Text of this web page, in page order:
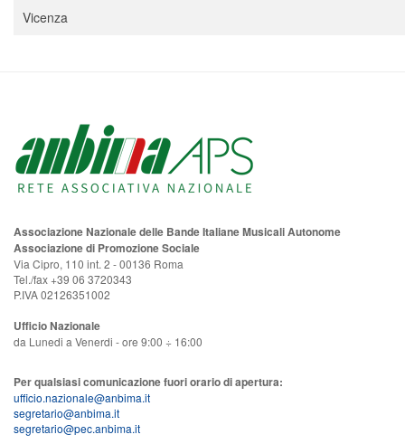
Vicenza
Associazione Nazionale delle Bande Italiane Musicali Autonome
Associazione di Promozione Sociale
Via Cipro, 110 int. 2 - 00136 Roma
Tel./fax +39 06 3720343
P.IVA 02126351002
Ufficio Nazionale
da Lunedi a Venerdi - ore 9:00 ÷ 16:00
Per qualsiasi comunicazione fuori orario di apertura:
ufficio.nazionale@anbima.it
segretario@anbima.it
segretario@pec.anbima.it